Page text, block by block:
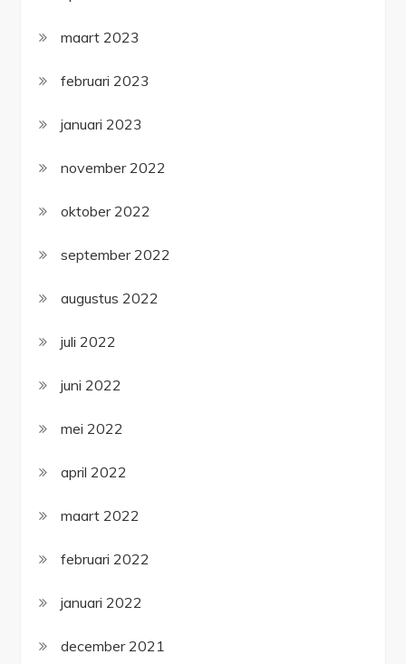
maart 2023
februari 2023
januari 2023
november 2022
oktober 2022
september 2022
augustus 2022
juli 2022
juni 2022
mei 2022
april 2022
maart 2022
februari 2022
januari 2022
december 2021